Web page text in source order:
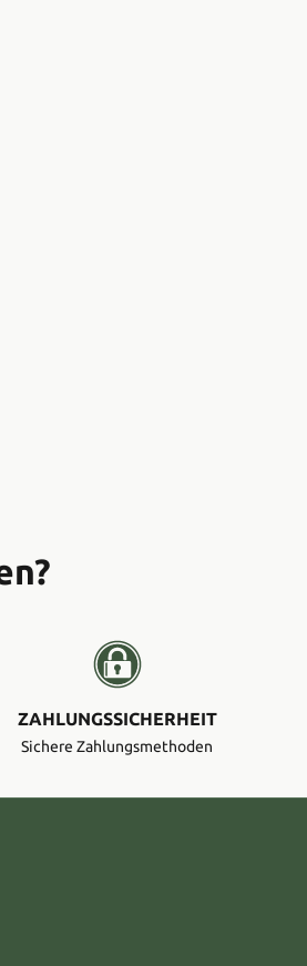
ZAHLUNGSSICHERHEIT
Sichere Zahlungsmethoden